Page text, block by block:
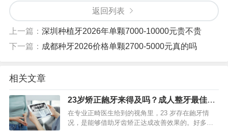
返回列表
上一篇： 深圳种植牙2026年单颗7000-10000元贵不贵
下一篇： 成都种牙2026价格单颗2700-5000元真的吗
相关文章
23岁矫正龅牙来得及吗？成人整牙最佳时
机与时长详解
在专业正畸医生给到的视角里，23 岁存在龅牙情
况，是能够借助牙齿矫正达成改善效果的。好多人